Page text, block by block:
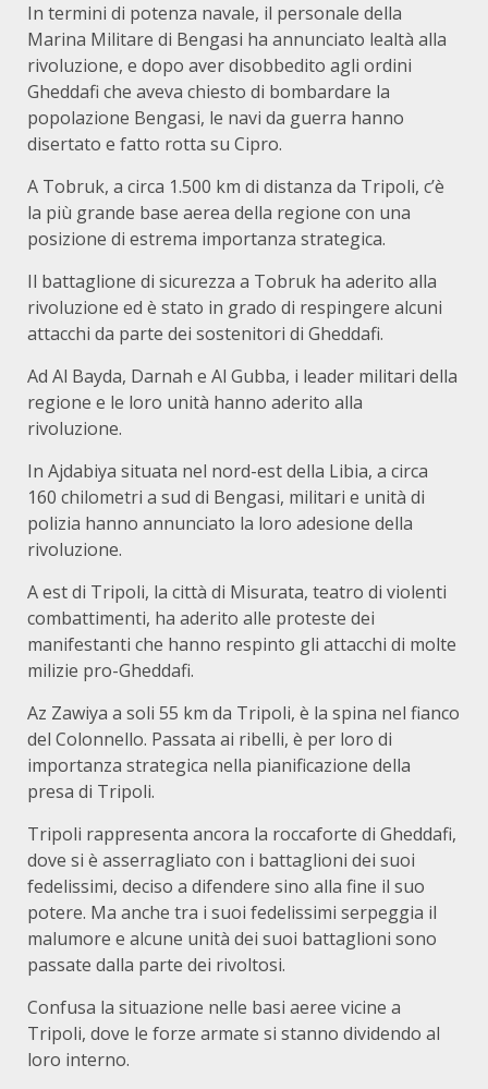
In termini di potenza navale, il personale della
Marina Militare di Bengasi ha annunciato lealtà alla
rivoluzione, e dopo aver disobbedito agli ordini
Gheddafi che aveva chiesto di bombardare la
popolazione Bengasi, le navi da guerra hanno
disertato e fatto rotta su Cipro.
A Tobruk, a circa 1.500 km di distanza da Tripoli, c’è
la più grande base aerea della regione con una
posizione di estrema importanza strategica.
Il battaglione di sicurezza a Tobruk ha aderito alla
rivoluzione ed è stato in grado di respingere alcuni
attacchi da parte dei sostenitori di Gheddafi.
Ad Al Bayda, Darnah e Al Gubba, i leader militari della
regione e le loro unità hanno aderito alla
rivoluzione.
In Ajdabiya situata nel nord-est della Libia, a circa
160 chilometri a sud di Bengasi, militari e unità di
polizia hanno annunciato la loro adesione della
rivoluzione.
A est di Tripoli, la città di Misurata, teatro di violenti
combattimenti, ha aderito alle proteste dei
manifestanti che hanno respinto gli attacchi di molte
milizie pro-Gheddafi.
Az Zawiya a soli 55 km da Tripoli, è la spina nel fianco
del Colonnello. Passata ai ribelli, è per loro di
importanza strategica nella pianificazione della
presa di Tripoli.
Tripoli rappresenta ancora la roccaforte di Gheddafi,
dove si è asserragliato con i battaglioni dei suoi
fedelissimi, deciso a difendere sino alla fine il suo
potere. Ma anche tra i suoi fedelissimi serpeggia il
malumore e alcune unità dei suoi battaglioni sono
passate dalla parte dei rivoltosi.
Confusa la situazione nelle basi aeree vicine a
Tripoli, dove le forze armate si stanno dividendo al
loro interno.